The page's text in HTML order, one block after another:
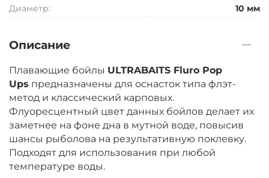
Диаметр: 10 мм
Описание
Плавающие бойлы ULTRABAITS Fluro Pop
Ups предназначены для оснасток типа флэт-
метод и классический карповых.
Флуоресцентный цвет данных бойлов делает их
заметнее на фоне дна в мутной воде, повысив
шансы рыболова на результативную поклевку.
Подходят для использования при любой
температуре воды.